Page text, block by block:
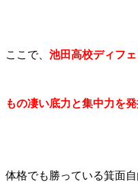
ここで、 池田高校ディフ
もの凄い底力と集中力を
体格でも勝っている箕面